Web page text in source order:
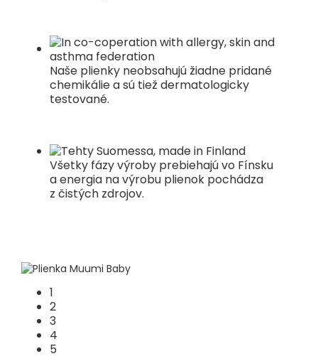
Naše plienky neobsahujú žiadne pridané
chemikálie a sú tiež dermatologicky
testované.
Všetky fázy výroby prebiehajú vo Fínsku
a energia na výrobu plienok pochádza
z čistých zdrojov.
1
2
3
4
5